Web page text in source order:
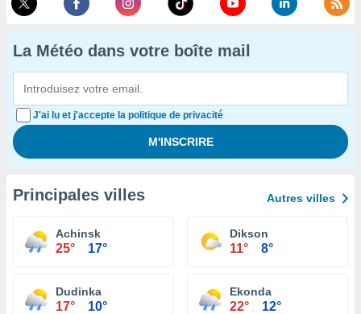
La Météo dans votre boîte mail
J'ai lu et j'accepte la politique de privacité
Principales villes Autres villes
Achinsk
25° 17°
Dikson
11° 8°
Dudinka
17° 10°
Ekonda
22° 12°